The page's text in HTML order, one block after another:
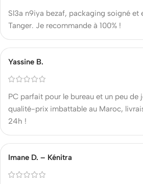
Sl3a n9iya bezaf, packaging soigné et
Tanger. Je recommande à 100% !
Yassine B.
PC parfait pour le bureau et un peu de
qualité-prix imbattable au Maroc,
24h !
Imane D. – Kénitra